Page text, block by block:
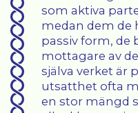
som aktiva
medan dem de
passiv form, de
mottagare av
själva verket är
utsatthet ofta
en stor mängd